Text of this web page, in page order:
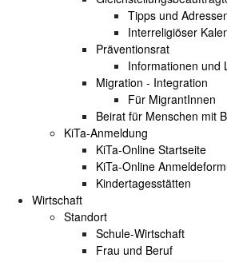
Tipps und
Interreligiöser
Präventionsrat
Informationen und
Migration - Integration
Für MigrantInnen
Beirat für Menschen mit
KiTa-Anmeldung
KiTa-Online Startseite
KiTa-Online
Kindertagesstätten
Wirtschaft
Standort
Schule-Wirtschaft
Frau und Beruf